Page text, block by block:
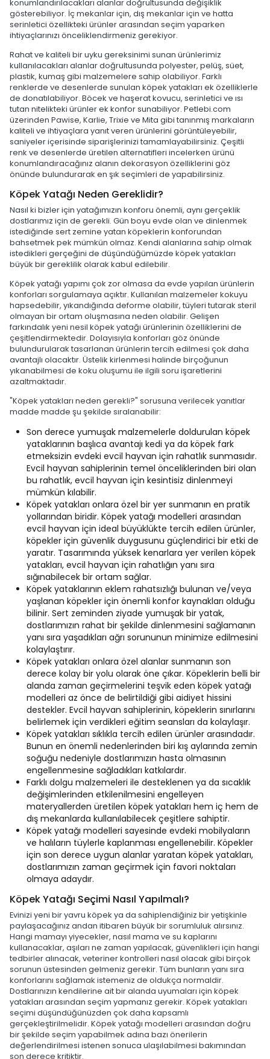
konumlandırılacakları alanlar doğrultusunda değişiklik
gösterebiliyor. İç mekanlar için, dış mekanlar için ve hatta
serinletici özellikteki ürünler arasından seçim yaparken
ihtiyaçlarınızı önceliklendirmeniz gerekiyor.
Rahat ve kaliteli bir uyku gereksinimi sunan ürünlerimiz
kullanılacakları alanlar doğrultusunda polyester, pelüş, süet,
plastik, kumaş gibi malzemelere sahip olabiliyor. Farklı
renklerde ve desenlerde sunulan köpek yatakları ek özelliklerle
de donatılabiliyor. Böcek ve haşerat kovucu, serinletici ve ısı
tutan nitelikteki ürünler ek konfor sunabiliyor. Petlebi.com
üzerinden Pawise, Karlie, Trixie ve Mita gibi tanınmış markaların
kaliteli ve ihtiyaçlara yanıt veren ürünlerini görüntüleyebilir,
saniyeler içerisinde siparişlerinizi tamamlayabilirsiniz. Çeşitli
renk ve desenlerde üretilen alternatifleri incelerken ürünü
konumlandıracağınız alanın dekorasyon özelliklerini göz
önünde bulundurarak en şık seçimleri de yapabilirsiniz.
Köpek Yatağı Neden Gereklidir?
Nasıl ki bizler için yatağımızın konforu önemli, aynı gerçeklik
dostlarımız için de gerekli. Gün boyu evde olan ve dinlenmek
istediğinde sert zemine yatan köpeklerin konforundan
bahsetmek pek mümkün olmaz. Kendi alanlarına sahip olmak
istedikleri gerçeğini de düşündüğümüzde köpek yatakları
büyük bir gereklilik olarak kabul edilebilir.
Köpek yatağı yapımı çok zor olmasa da evde yapılan ürünlerin
konforları sorgulamaya açıktır. Kullanılan malzemeler kokuyu
hapsedebilir, yıkandığında deforme olabilir, tüyleri tutarak steril
olmayan bir ortam oluşmasına neden olabilir. Gelişen
farkındalık yeni nesil köpek yatağı ürünlerinin özelliklerini de
çeşitlendirmektedir. Dolayısıyla konforları göz önünde
bulundurularak tasarlanan ürünlerin tercih edilmesi çok daha
avantajlı olacaktır. Üstelik kirlenmesi halinde birçoğunun
yıkanabilmesi de koku oluşumu ile ilgili soru işaretlerini
azaltmaktadır.
"Köpek yatakları neden gerekli?" sorusuna verilecek yanıtlar
madde madde şu şekilde sıralanabilir:
Son derece yumuşak malzemelerle doldurulan köpek
yataklarının başlıca avantajı kedi ya da köpek fark
etmeksizin evdeki evcil hayvan için rahatlık sunmasıdır.
Evcil hayvan sahiplerinin temel önceliklerinden biri olan
bu rahatlık, evcil hayvan için kesintisiz dinlenmeyi
mümkün kılabilir.
Köpek yatakları onlara özel bir yer sunmanın en pratik
yollarından biridir. Köpek yatağı modelleri arasından
evcil hayvan için ideal büyüklükte tercih edilen ürünler,
köpekler için güvenlik duygusunu güçlendirici bir etki de
yaratır. Tasarımında yüksek kenarlara yer verilen köpek
yatakları, evcil hayvan için rahatlığın yanı sıra
sığınabilecek bir ortam sağlar.
Köpek yataklarının eklem rahatsızlığı bulunan ve/veya
yaşlanan köpekler için önemli konfor kaynakları olduğu
bilinir. Sert zeminden ziyade yumuşak bir yatak,
dostlarımızın rahat bir şekilde dinlenmesini sağlamanın
yanı sıra yaşadıkları ağrı sorununun minimize edilmesini
kolaylaştırır.
Köpek yatakları onlara özel alanlar sunmanın son
derece kolay bir yolu olarak öne çıkar. Köpeklerin belli bir
alanda zaman geçirmelerini teşvik eden köpek yatağı
modelleri az önce de belirtildiği gibi aidiyet hissini
destekler. Evcil hayvan sahiplerinin, köpeklerin sınırlarını
belirlemek için verdikleri eğitim seansları da kolaylaşır.
Köpek yatakları sıklıkla tercih edilen ürünler arasındadır.
Bunun en önemli nedenlerinden biri kış aylarında zemin
soğuğu nedeniyle dostlarımızın hasta olmasının
engellenmesine sağladıkları katkılardır.
Farklı dolgu malzemeleri ile desteklenen ya da sıcaklık
değişimlerinden etkilenilmesini engelleyen
materyallerden üretilen köpek yatakları hem iç hem de
dış mekanlarda kullanılabilecek çeşitlere sahiptir.
Köpek yatağı modelleri sayesinde evdeki mobilyaların
ve halıların tüylerle kaplanması engellenebilir. Köpekler
için son derece uygun alanlar yaratan köpek yatakları,
dostlarımızın zaman geçirmek için favori noktaları
olmaya adaydır.
Köpek Yatağı Seçimi Nasıl Yapılmalı?
Evinizi yeni bir yavru köpek ya da sahiplendiğiniz bir yetişkinle
paylaşacağınız andan itibaren büyük bir sorumluluk alırsınız.
Hangi mamayı yiyecekler, nasıl mama ve su kaplarını
kullanacaklar, aşıları ne zaman yapılacak, güvenlikleri için hangi
tedbirler alınacak, veteriner kontrolleri nasıl olacak gibi birçok
sorunun üstesinden gelmeniz gerekir. Tüm bunların yanı sıra
konforlarını sağlamak istemeniz de oldukça normaldir.
Dostlarınızın kendilerine ait bir alanda uyumaları için köpek
yatakları arasından seçim yapmanız gerekir. Köpek yatakları
seçimi düşündüğünüzden çok daha kapsamlı
gerçekleştirilmelidir. Köpek yatağı modelleri arasından doğru
bir şekilde seçim yapabilmek adına bazı önerilerin
değerlendirilmesi istenen sonuca ulaşılabilmesi bakımından
son derece kritiktir.